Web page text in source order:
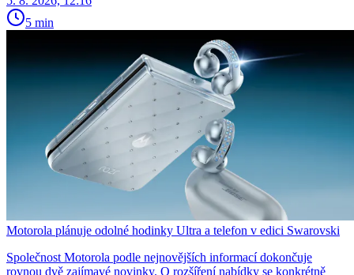
5 min
Motorola plánuje odolné hodinky Ultra a telefon v edici Swarovski
Společnost Motorola podle nejnovějších informací dokončuje
rovnou dvě zajímavé novinky. O rozšíření nabídky se konkrétně